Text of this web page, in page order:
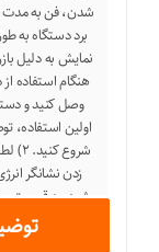
نمایش به دلیل
وصل کنید و
اولین استفاده،
شروع
زدن نشانگر
کردن دستگاه؛ دکمه
انتشار را برای